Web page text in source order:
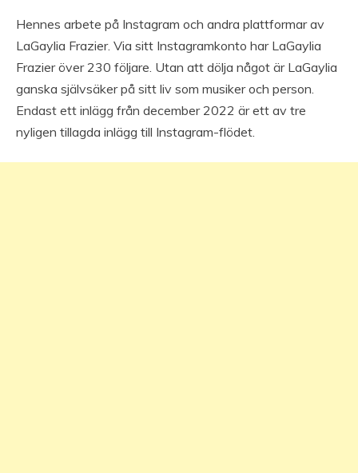
Hennes arbete på Instagram och andra plattformar av
LaGaylia Frazier. Via sitt Instagramkonto har LaGaylia
Frazier över 230 följare. Utan att dölja något är LaGaylia
ganska självsäker på sitt liv som musiker och person.
Endast ett inlägg från december 2022 är ett av tre
nyligen tillagda inlägg till Instagram-flödet.